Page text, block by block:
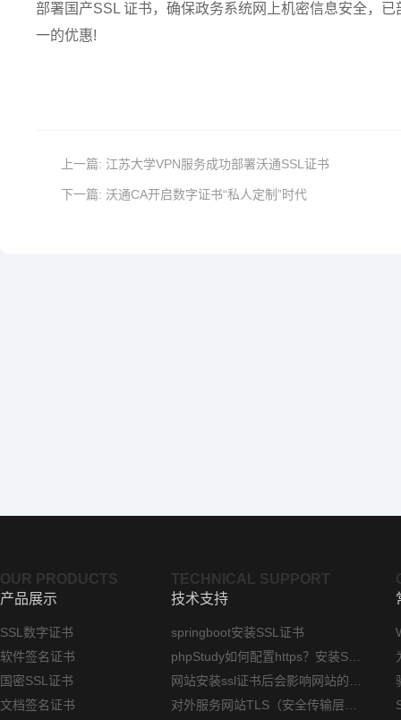
部署国产SSL 证书，确保政务系统网上机密信息安全，
一的优惠!
上一篇: 江苏大学VPN服务成功部署沃通SSL证书
下一篇: 沃通CA开启数字证书“私人定制”时代
OUR PRODUCTS
产品展示
SSL数字证书
软件签名证书
国密SSL证书
文档签名证书
TECHNICAL SUPPORT
技术支持
springboot安装SSL证书